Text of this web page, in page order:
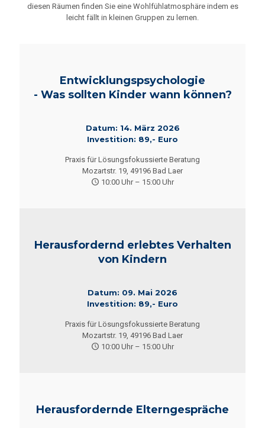
diesen Räumen finden Sie eine Wohlfühlatmosphäre indem es
leicht fällt in kleinen Gruppen zu lernen.
Entwicklungs­psychologie
- Was sollten Kinder wann können?
Datum: 14. März 2026
Investition: 89,- Euro
Praxis für Lösungsfokussierte Beratung
Mozartstr. 19, 49196 Bad Laer
10:00 Uhr – 15:00 Uhr
Herausfordernd erlebtes Verhalten
von Kindern
Datum: 09. Mai 2026
Investition: 89,- Euro
Praxis für Lösungsfokussierte Beratung
Mozartstr. 19, 49196 Bad Laer
10:00 Uhr – 15:00 Uhr
Herausfordernde Elterngespräche